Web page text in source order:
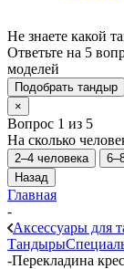
Не знаете какой
Ответьте на 5
моделей
Подобрать тандыр
×
Вопрос 1 из 5
На сколько
2–4 человека
Назад
Главная
-
Аксессуары для
Тандыры
-Перекладина